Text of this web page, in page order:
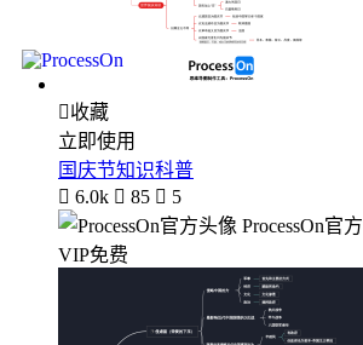
收藏
立即使用
国庆节知识科普
 6.0k  85  5
ProcessOn官方
VIP免费